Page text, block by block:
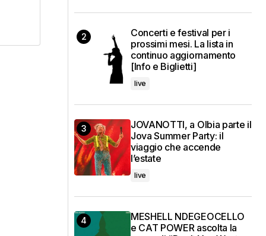
Concerti e festival per i
prossimi mesi. La lista in
continuo aggiornamento
[Info e Biglietti]
live
JOVANOTTI, a Olbia parte il
Jova Summer Party: il
viaggio che accende
l’estate
live
MESHELL NDEGEOCELLO
e CAT POWER ascolta la